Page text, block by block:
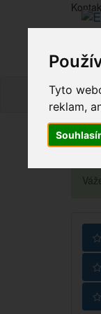
Tyto
reklam,